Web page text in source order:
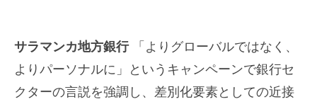
サラマンカ地方銀行 「よりグローバルではなく、
よりパーソナルに」というキャンペーンで銀行セ
クターの言説を強調し、差別化要素としての近接